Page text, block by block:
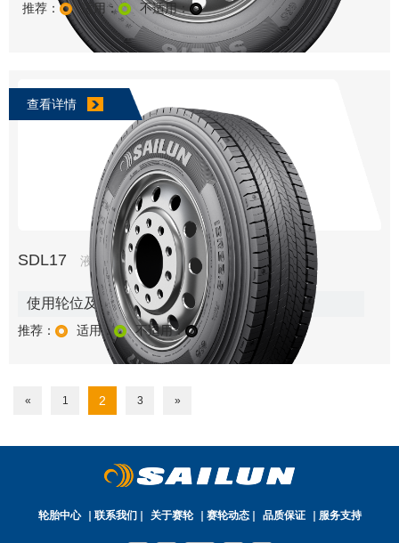
推荐： 适用： 不适用：
SDL17 液体黄金轮胎系列
使用轮位及路况:
推荐： 适用： 不适用：
查看详情
« 1 2 3 »
轮胎中心 联系我们 关于赛轮 赛轮动态 品质保证 服务支持